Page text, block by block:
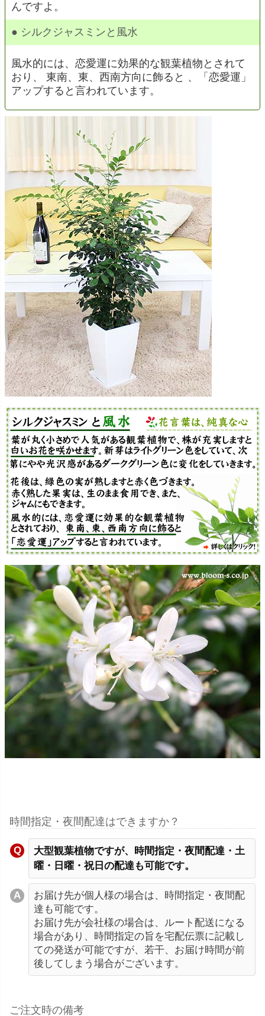
んですよ。
● シルクジャスミンと風水
風水的には、恋愛運に効果的な観葉植物とされて
おり、 東南、東、西南方向に飾ると 、「恋愛運」
アップすると言われています。
時間指定・夜間配達はできますか？
大型観葉植物ですが、時間指定・夜間配達・土
曜・日曜・祝日の配達も可能です。
お届け先が個人様の場合は、時間指定・夜間配
達も可能です。
お届け先が会社様の場合は、ルート配送になる
場合があり、時間指定の旨を宅配伝票に記載し
ての発送が可能ですが、若干、お届け時間が前
後してしまう場合がございます。
ご注文時の備考